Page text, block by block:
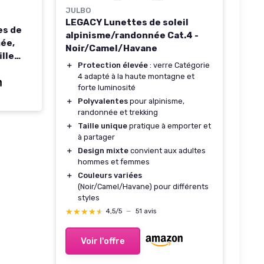
de
JULBO
LEGACY Lunettes de soleil
alpinisme/randonnée Cat.4 -
Noir/Camel/Havane
＋ Protection élevée : verre Catégorie
4 adapté à la haute montagne et
forte luminosité
＋
Polyvalentes pour alpinisme,
randonnée et trekking
＋
Taille unique pratique à emporter et
à partager
＋
Design mixte convient aux adultes
hommes et femmes
＋
Couleurs variées
(Noir/Camel/Havane) pour différents
styles
★★★★★
★★★★★ 4,5/5 — 51 avis
Voir l'offre